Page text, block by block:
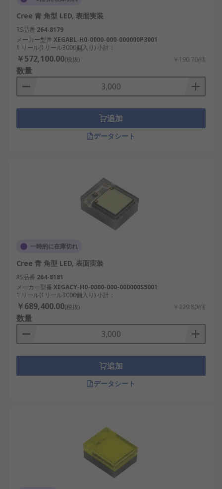
Cree 青 角型 LED, 表面実装
RS品番 264-8179
メーカー型番 XEGABL-H0-0000-000-000000P3001
1 リール(1リール3000個入り) 小計：
￥572,100.00(税抜) ￥190.70/個
数量
追加
データシート
一時的に在庫切れ
Cree 青 角型 LED, 表面実装
RS品番 264-8181
メーカー型番 XEGACY-H0-0000-000-000000S5001
1 リール(1リール3000個入り) 小計：
￥689,400.00(税抜) ￥229.80/個
数量
追加
データシート